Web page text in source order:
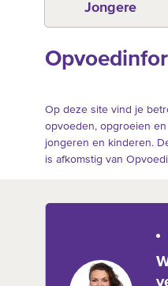
Jongere
Op deze site vind je
opvoeden, opgroeien
jongeren en kinderen.
is afkomstig van